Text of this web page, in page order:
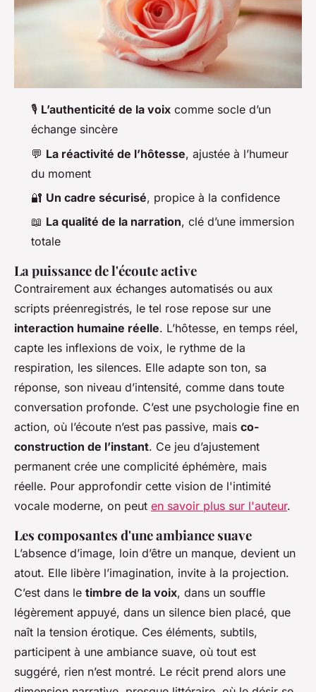
🎙️ L’authenticité de la voix comme socle d’un
échange sincère
💬 La réactivité de l’hôtesse, ajustée à l’humeur
du moment
🔐 Un cadre sécurisé, propice à la confidence
📖 La qualité de la narration, clé d’une immersion
totale
La puissance de l'écoute active
Contrairement aux échanges automatisés ou aux
scripts préenregistrés, le tel rose repose sur une
interaction humaine réelle. L’hôtesse, en temps réel,
capte les inflexions de voix, le rythme de la
respiration, les silences. Elle adapte son ton, sa
réponse, son niveau d’intensité, comme dans toute
conversation profonde. C’est une psychologie fine en
action, où l’écoute n’est pas passive, mais co-
construction de l’instant. Ce jeu d’ajustement
permanent crée une complicité éphémère, mais
réelle. Pour approfondir cette vision de l'intimité
vocale moderne, on peut en savoir plus sur l'auteur.
Les composantes d'une ambiance suave
L’absence d’image, loin d’être un manque, devient un
atout. Elle libère l’imagination, invite à la projection.
C’est dans le timbre de la voix, dans un souffle
légèrement appuyé, dans un silence bien placé, que
naît la tension érotique. Ces éléments, subtils,
participent à une ambiance suave, où tout est
suggéré, rien n’est montré. Le récit prend alors une